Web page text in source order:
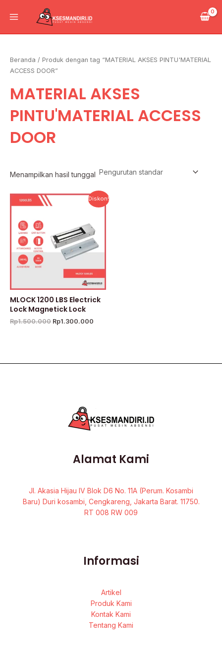
Beranda / Produk dengan tag “MATERIAL AKSES PINTU'MATERIAL
ACCESS DOOR”
MATERIAL AKSES
PINTU'MATERIAL ACCESS
DOOR
Menampilkan hasil tunggal
Diskon!
MLOCK 1200 LBS Electrick
Lock Magnetick Lock
Rp1.500.000
Harga
aslinya
Rp1.300.000
Harga
saat
Rp1.300.000.
Alamat Kami
Jl. Akasia Hijau IV Blok D6 No. 11A (Perum. Kosambi
Baru) Duri kosambi, Cengkareng, Jakarta Barat. 11750.
RT 008 RW 009
Informasi
Artikel
Produk Kami
Kontak Kami
Tentang Kami